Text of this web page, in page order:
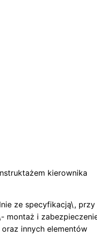
kierownika
ze specyfikacją\, przy
montaż i
innych elementów